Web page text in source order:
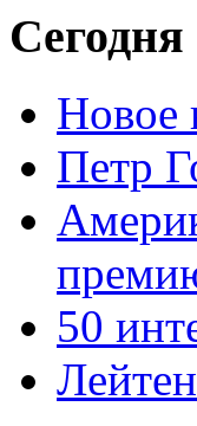
Сегодня
Новое
Петр
50